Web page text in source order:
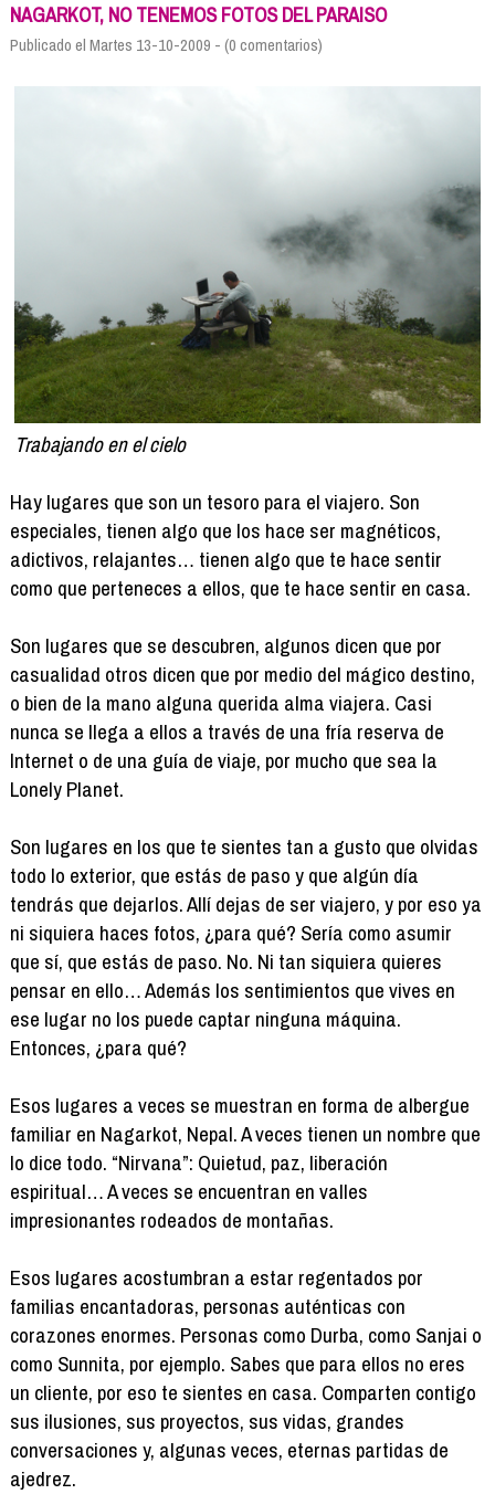
Info viajeros
NAGARKOT, NO TENEMOS FOTOS DEL PARAISO
Publicado el Martes 13-10-2009 - (0 comentarios)
Trabajando en el cielo
Hay lugares que son un tesoro para el viajero. Son
especiales, tienen algo que los hace ser magnéticos,
adictivos, relajantes… tienen algo que te hace sentir
como que perteneces a ellos, que te hace sentir en casa.
Son lugares que se descubren, algunos dicen que por
casualidad otros dicen que por medio del mágico destino,
o bien de la mano alguna querida alma viajera. Casi
nunca se llega a ellos a través de una fría reserva de
Internet o de una guía de viaje, por mucho que sea la
Lonely Planet.
Son lugares en los que te sientes tan a gusto que olvidas
todo lo exterior, que estás de paso y que algún día
tendrás que dejarlos. Allí dejas de ser viajero, y por eso ya
ni siquiera haces fotos, ¿para qué? Sería como asumir
que sí, que estás de paso. No. Ni tan siquiera quieres
pensar en ello… Además los sentimientos que vives en
ese lugar no los puede captar ninguna máquina.
Entonces, ¿para qué?
Esos lugares a veces se muestran en forma de albergue
familiar en Nagarkot, Nepal. A veces tienen un nombre que
lo dice todo. “Nirvana”: Quietud, paz, liberación
espiritual… A veces se encuentran en valles
impresionantes rodeados de montañas.
Esos lugares acostumbran a estar regentados por
familias encantadoras, personas auténticas con
corazones enormes. Personas como Durba, como Sanjai o
como Sunnita, por ejemplo. Sabes que para ellos no eres
un cliente, por eso te sientes en casa. Comparten contigo
sus ilusiones, sus proyectos, sus vidas, grandes
conversaciones y, algunas veces, eternas partidas de
ajedrez.